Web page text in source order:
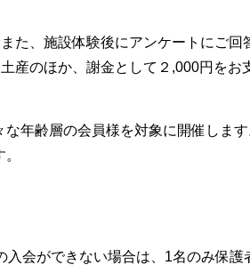
た、施設体験後にアンケートにご回
産のほか、謝金として２,000円をお
年齢層の会員様を対象に開催しま
入会ができない場合は、 1名のみ保護